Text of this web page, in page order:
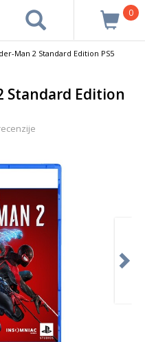
0
Man 2 Standard Edition PS5
Standard Edition